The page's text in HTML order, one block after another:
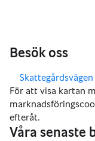
Besök oss
Våra senaste